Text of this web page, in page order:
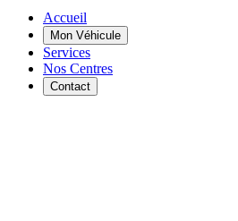
Accueil
Mon Véhicule
Services
Nos Centres
Contact